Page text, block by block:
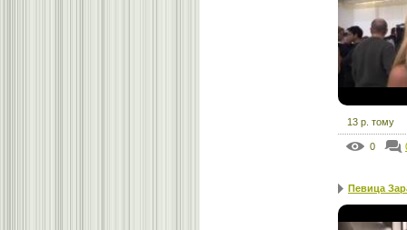
13 р. тому
0
Певица